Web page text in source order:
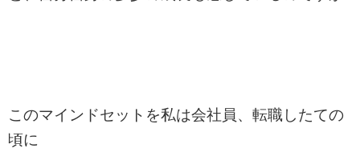
このマインドセットを私は会社員、転職したての
頃に